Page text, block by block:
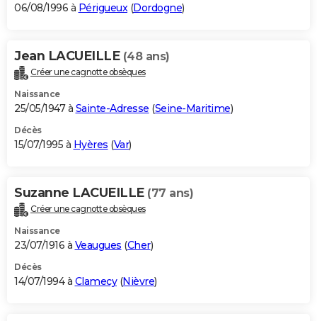
06/08/1996 à Périgueux(Dordogne)
Jean LACUEILLE (48 ans)
Créer une cagnotte obsèques
Naissance
25/05/1947 à Sainte-Adresse (Seine-Maritime)
Décès
15/07/1995 à Hyères (Var)
Suzanne LACUEILLE (77 ans)
Créer une cagnotte obsèques
Naissance
23/07/1916 à Veaugues (Cher)
Décès
14/07/1994 à Clamecy(Nièvre)